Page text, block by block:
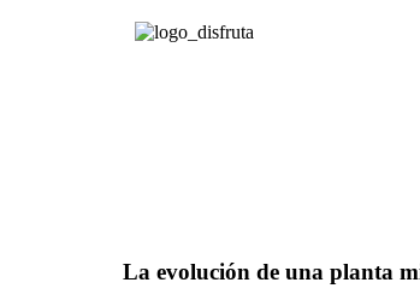
La evolución de una planta